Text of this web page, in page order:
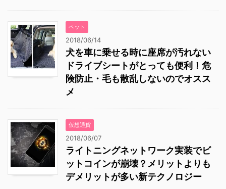
ペット
2018/06/14
犬を車に乗せる時に座席が汚れない
ドライブシートがとっても便利！危
険防止・毛も散乱しないのでオスス
メ
仮想通貨
2018/06/07
ライトニングネットワーク実装でビ
ットコインが崩壊？メリットよりも
デメリットが多い新テクノロジー